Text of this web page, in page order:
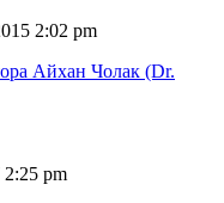
2:02 pm
Айхан Чолак (Dr.
pm